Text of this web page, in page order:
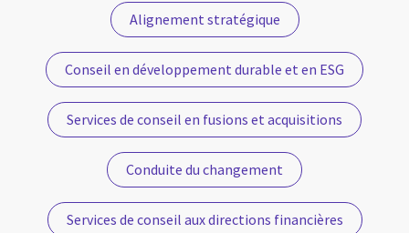
Alignement stratégique
Conseil en développement durable et en ESG
Services de conseil en fusions et acquisitions
Conduite du changement
Services de conseil aux directions financières